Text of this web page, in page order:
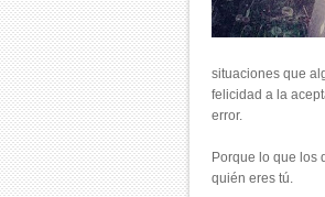
situaciones que
felicidad a la
error.
Porque lo que los
quién eres tú.